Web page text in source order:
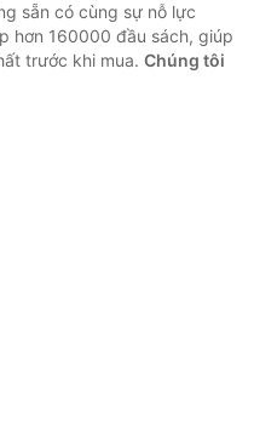
sẵn có cùng sự nỗ lực
hơn 160000 đầu sách, giúp
trước khi mua. Chúng tôi